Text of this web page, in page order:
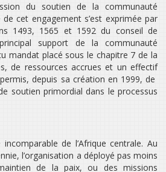
du soutien de la communauté
cet engagement s’est exprimée par
1493, 1565 et 1592 du conseil de
support de la communauté
mandat placé sous le chapitre 7 de la
de ressources accrues et un effectif
depuis sa création en 1999, de
soutien primordial dans le processus
incomparable de l’Afrique centrale. Au
l’organisation a déployé pas moins
de la paix, ou des missions